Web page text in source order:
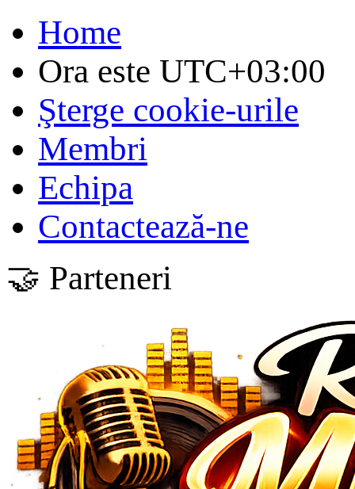
Home
Ora este UTC+03:00
Şterge cookie-urile
Membri
Echipa
Contactează-ne
🤝 Parteneri